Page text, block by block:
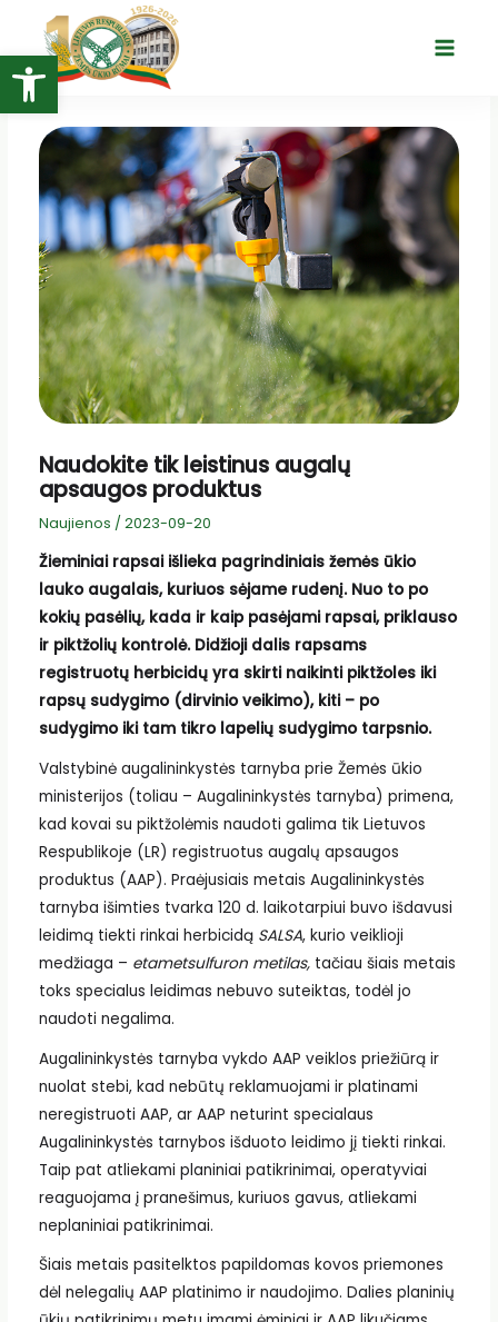
Open toolbar
turinio
Main
Naudokite tik leistinus augalų
apsaugos produktus
Naujienos / 2023-09-20
Žieminiai rapsai išlieka pagrindiniais žemės ūkio
lauko augalais, kuriuos sėjame rudenį. Nuo to po
kokių pasėlių, kada ir kaip pasėjami rapsai, priklauso
ir piktžolių kontrolė. Didžioji dalis rapsams
registruotų herbicidų yra skirti naikinti piktžoles iki
rapsų sudygimo (dirvinio veikimo), kiti – po
sudygimo iki tam tikro lapelių sudygimo tarpsnio.
Valstybinė augalininkystės tarnyba prie Žemės ūkio
ministerijos (toliau – Augalininkystės tarnyba) primena,
kad kovai su piktžolėmis naudoti galima tik Lietuvos
Respublikoje (LR) registruotus augalų apsaugos
produktus (AAP). Praėjusiais metais Augalininkystės
tarnyba išimties tvarka 120 d. laikotarpiui buvo išdavusi
leidimą tiekti rinkai herbicidą SALSA, kurio veiklioji
medžiaga – etametsulfuron metilas, tačiau šiais metais
toks specialus leidimas nebuvo suteiktas, todėl jo
naudoti negalima.
Augalininkystės tarnyba vykdo AAP veiklos priežiūrą ir
nuolat stebi, kad nebūtų reklamuojami ir platinami
neregistruoti AAP, ar AAP neturint specialaus
Augalininkystės tarnybos išduoto leidimo jį tiekti rinkai.
Taip pat atliekami planiniai patikrinimai, operatyviai
reaguojama į pranešimus, kuriuos gavus, atliekami
neplaniniai patikrinimai.
Šiais metais pasitelktos papildomas kovos priemones
dėl nelegalių AAP platinimo ir naudojimo. Dalies planinių